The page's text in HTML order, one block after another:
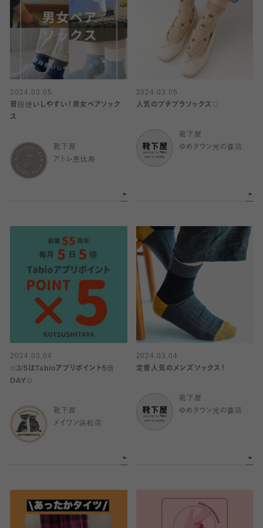
2024.03.05
普段使いしやすい！男女ペアソック
ス
靴下屋
アトレ恵比寿
2024.03.05
人気のプチプラソックス♡
靴下屋
ゆめタウン光の森店
2024.03.04
✩3/5はTabioアプリポイント5倍
DAY✩
靴下屋
メイワン浜松店
2024.03.04
定番人気のメンズソックス！
靴下屋
ゆめタウン光の森店